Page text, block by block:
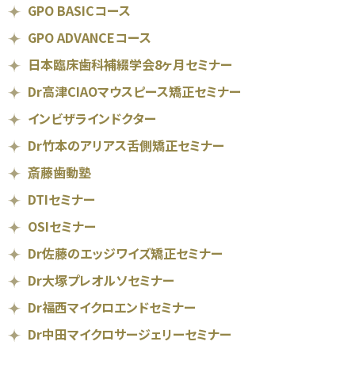
GPO BASICコース
GPO ADVANCEコース
日本臨床歯科補綴学会8ヶ月セミナー
Dr高津CIAOマウスピース矯正セミナー
インビザラインドクター
Dr竹本のアリアス舌側矯正セミナー
斎藤歯動塾
DTIセミナー
OSIセミナー
Dr佐藤のエッジワイズ矯正セミナー
Dr大塚プレオルソセミナー
Dr福西マイクロエンドセミナー
Dr中田マイクロサージェリーセミナー